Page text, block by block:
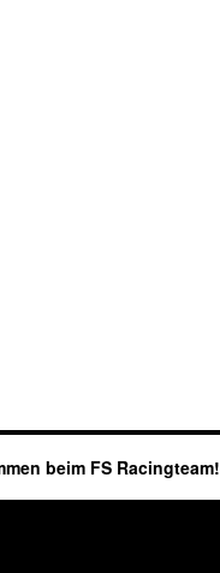
beim FS Racingteam!